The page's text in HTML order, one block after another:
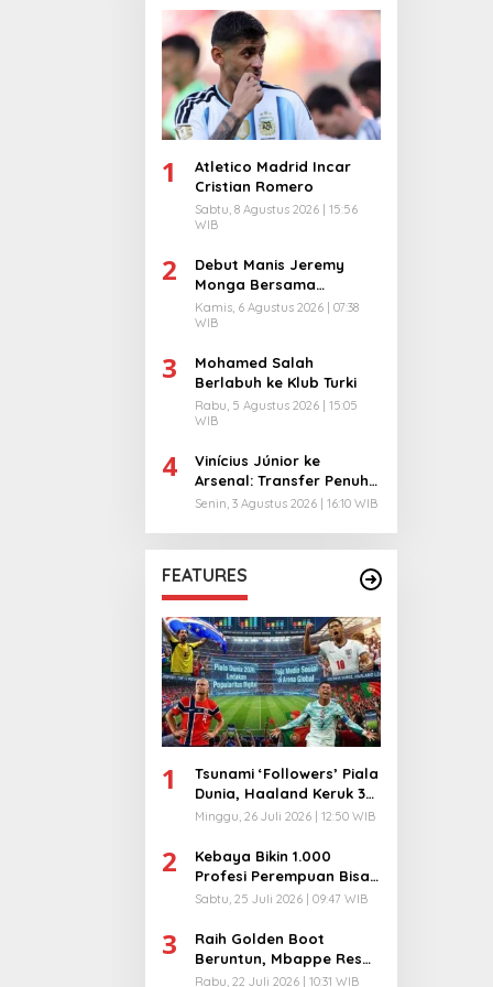
1
Atletico Madrid Incar
Cristian Romero
Sabtu, 8 Agustus 2026 | 15:56
WIB
2
Debut Manis Jeremy
Monga Bersama
Manchester City
Kamis, 6 Agustus 2026 | 07:38
WIB
3
Mohamed Salah
Berlabuh ke Klub Turki
Rabu, 5 Agustus 2026 | 15:05
WIB
4
Vinícius Júnior ke
Arsenal: Transfer Penuh
Risiko
Senin, 3 Agustus 2026 | 16:10 WIB
FEATURES
1
Tsunami ‘Followers’ Piala
Dunia, Haaland Keruk 32
Juta, Kiper 40 Tahun
Minggu, 26 Juli 2026 | 12:50 WIB
2
Kebaya Bikin 1.000
Profesi Perempuan Bisa
Menyatu di Arena
Sabtu, 25 Juli 2026 | 09:47 WIB
3
Raih Golden Boot
Beruntun, Mbappe Resmi
Kunci Takhta Top Skor
Rabu, 22 Juli 2026 | 10:31 WIB